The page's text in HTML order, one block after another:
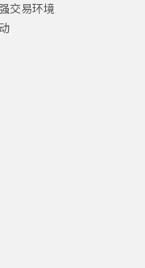
交易环境